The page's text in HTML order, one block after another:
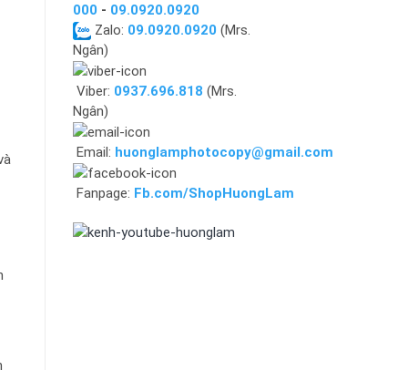
000 - 09.0920.0920
Zalo: 09.0920.0920 (Mrs.
Ngân)
Viber: 0937.696.818 (Mrs.
Ngân)
Email: huonglamphotocopy@gmail.com
Fanpage: Fb.com/ShopHuongLam